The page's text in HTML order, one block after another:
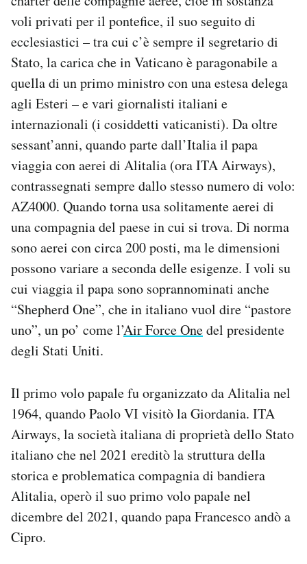
voli privati per il pontefice, il suo seguito di
ecclesiastici – tra cui c’è sempre il segretario di
Stato, la carica che in Vaticano è paragonabile a
quella di un primo ministro con una estesa delega
agli Esteri – e vari giornalisti italiani e
internazionali (i cosiddetti vaticanisti). Da oltre
sessant’anni, quando parte dall’Italia il papa
viaggia con aerei di Alitalia (ora ITA Airways),
contrassegnati sempre dallo stesso numero di volo:
AZ4000. Quando torna usa solitamente aerei di
una compagnia del paese in cui si trova. Di norma
sono aerei con circa 200 posti, ma le dimensioni
possono variare a seconda delle esigenze. I voli su
cui viaggia il papa sono soprannominati anche
“Shepherd One”, che in italiano vuol dire “pastore
uno”, un po’ come l’Air Force Onedel presidente
degli Stati Uniti.
Il primo volo papale fu organizzato da Alitalia nel
1964, quando Paolo VI visitò la Giordania. ITA
Airways, la società italiana di proprietà dello Stato
italiano che nel 2021 ereditò la struttura della
storica e problematica compagnia di bandiera
Alitalia, operò il suo primo volo papale nel
dicembre del 2021, quando papa Francesco andò a
Cipro.